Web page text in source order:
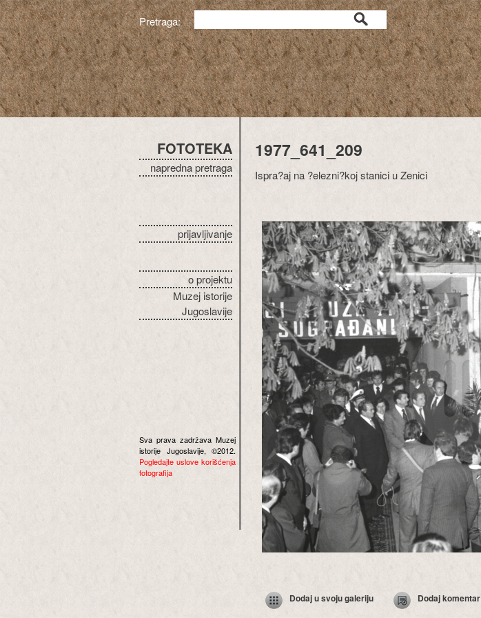
Pretraga:
FOTOTEKA
napredna pretraga
prijavljivanje
o projektu
Muzej istorije
Jugoslavije
Sva prava zadržava Muzej
istorije Jugoslavije, ©2012.
Pogledajte uslove korišćenja
fotografija
1977_641_209
Ispra?aj na ?elezni?koj stanici u Zenici
Dodaj u svoju galeriju Dodaj komentar